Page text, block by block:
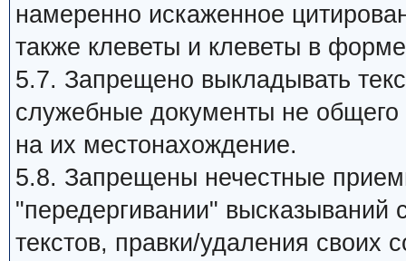
намеренно искаженное
также клеветы и клеветы в
5.7. Запрещено выкладывать
служебные документы не
на их местонахождение.
5.8. Запрещены нечестные
"передергивании"
текстов, правки/удаления